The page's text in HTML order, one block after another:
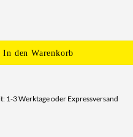
In den Warenkorb
1-3 Werktage oder Expressversand